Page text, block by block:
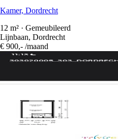
3 dagen geleden